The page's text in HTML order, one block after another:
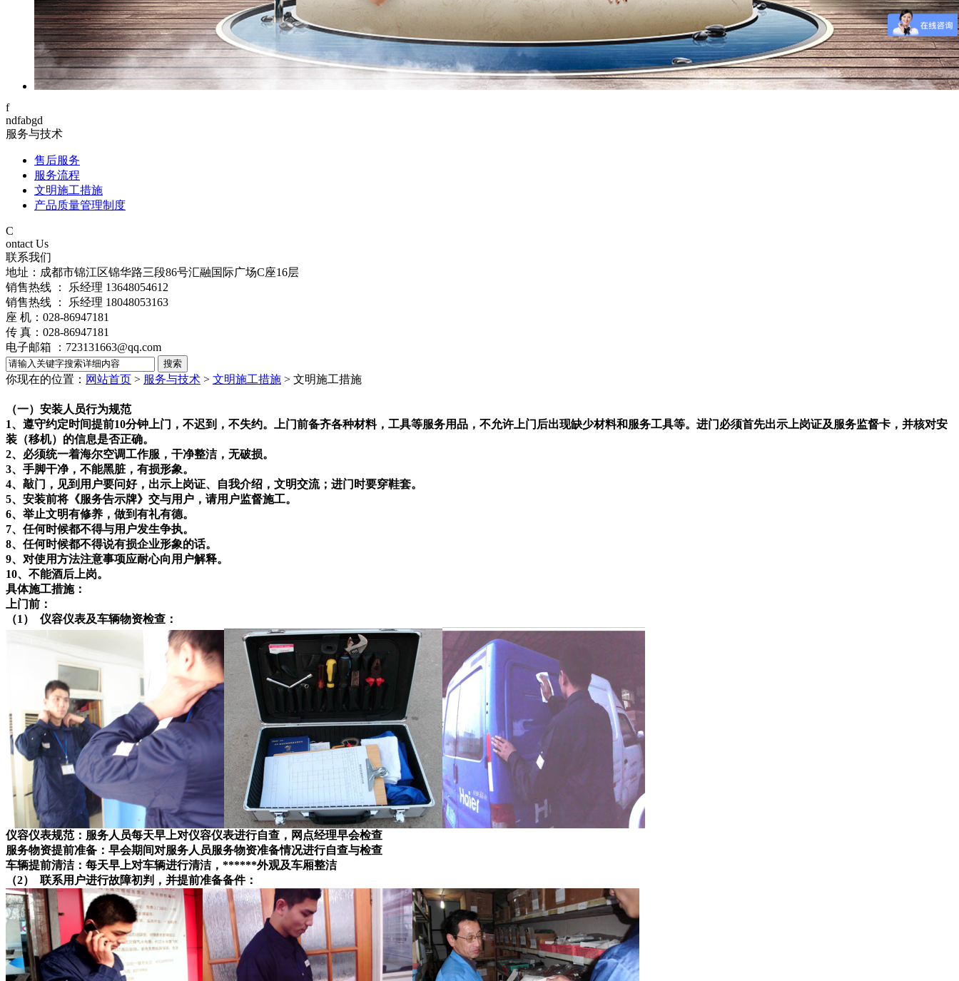
f
ndfabgd
服务与技术
售后服务
服务流程
文明施工措施
产品质量管理制度
C
ontact Us
联系我们
地址：成都市锦江区锦华路三段86号汇融国际广场C座16层
销售热线 ： 乐经理 13648054612
销售热线 ： 乐经理 18048053163
座 机：028-86947181
传 真：028-86947181
电子邮箱 ：723131663@qq.com
你现在的位置： 网站首页 > 服务与技术 > 文明施工措施 > 文明施工措施
（一）安装人员行为规范
1、遵守约定时间提前10分钟上门，不迟到，不失约。上门前备齐各种材料，工具等服务用品，不允许上门后出现缺少材料和服务工具等。进门必须首先出示上岗证及服务监督卡，并核对安
装（移机）的信息是否正确。
2、必须统一着海尔空调工作服，干净整洁，无破损。
3、手脚干净，不能黑脏，有损形象。
4、敲门，见到用户要问好，出示上岗证、自我介绍，文明交流；进门时要穿鞋套。
5、安装前将《服务告示牌》交与用户，请用户监督施工。
6、举止文明有修养，做到有礼有德。
7、任何时候都不得与用户发生争执。
8、任何时候都不得说有损企业形象的话。
9、对使用方法注意事项应耐心向用户解释。
10、不能酒后上岗。
具体施工措施：
上门前：
（1） 仪容仪表及车辆物资检查：
仪容仪表规范：服务人员每天早上对仪容仪表进行自查，网点经理早会检查
服务物资提前准备：早会期间对服务人员服务物资准备情况进行自查与检查
车辆提前清洁：每天早上对车辆进行清洁，******外观及车厢整洁
（2） 联系用户进行故障初判，并提前准备备件：